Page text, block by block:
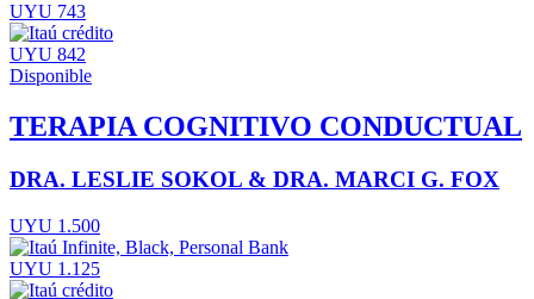
UYU 743
UYU 842
Disponible
TERAPIA COGNITIVO CONDUCTUAL
DRA. LESLIE SOKOL & DRA. MARCI G. FOX
UYU 1.500
UYU 1.125